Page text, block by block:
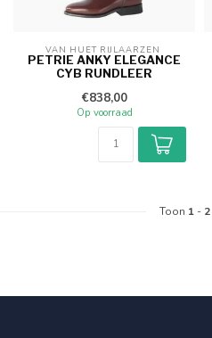
VAN HUET RIJLAARZEN
PETRIE ANKY ELEGANCE
CYB RUNDLEER
€838,00
Op voorraad
Toon 1 - 2